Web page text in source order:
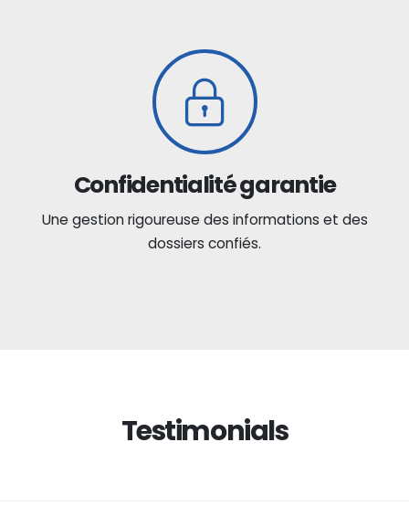
Confidentialité garantie
Une gestion rigoureuse des informations et des
dossiers confiés.
Testimonials